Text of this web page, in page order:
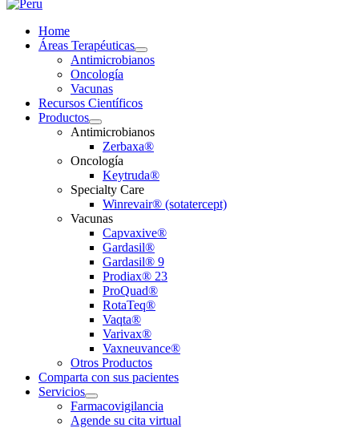
Home
Áreas Terapéuticas
Open
submenu
Antimicrobianos
Oncología
Vacunas
Recursos Científicos
Productos
Open
submenu
Antimicrobianos
Zerbaxa®
Oncología
Keytruda®
Specialty Care
Winrevair® (sotatercept)
Vacunas
Capvaxive®
Gardasil®
Gardasil® 9
Prodiax® 23
ProQuad®
RotaTeq®
Vaqta®
Varivax®
Vaxneuvance®
Otros Productos
Comparta con sus pacientes
Servicios
Open
submenu
Farmacovigilancia
Agende su cita virtual